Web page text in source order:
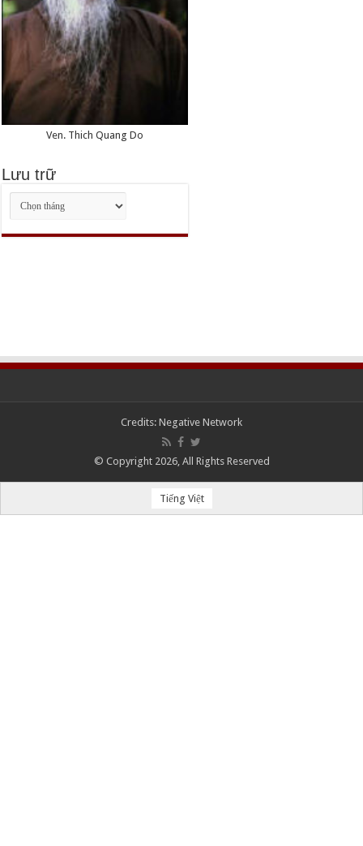
Ven. Thich Quang Do
Lưu trữ
Lưu
trữ
Credits: Negative Network
© Copyright 2026, All Rights Reserved
Tiếng Việt